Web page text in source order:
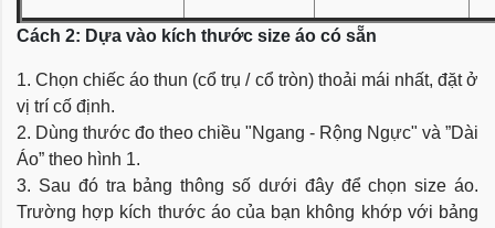
Cách 2: Dựa vào kích thước size áo có sẵn
1. Chọn chiếc áo thun (cổ trụ / cổ tròn) thoải mái nhất, đặt ở
vị trí cố định.
2. Dùng thước đo theo chiều "Ngang - Rộng Ngực" và ”Dài
Áo” theo hình 1.
3. Sau đó tra bảng thông số dưới đây để chọn size áo.
Trường hợp kích thước áo của bạn không khớp với bảng